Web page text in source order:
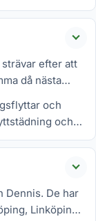
efter att
då nästa
och
och
av piano och
Dennis. De har
Linköping